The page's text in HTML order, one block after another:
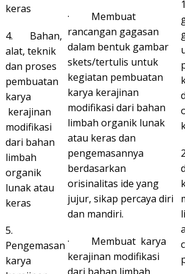
keras
4. Bahan,
alat, teknik
dan proses
pembuatan
karya
kerajinan
modifikasi
dari bahan
limbah
organik
lunak atau
keras
5.
Pengemasan
karya
· Membuat
rancangan gagasan
dalam bentuk gambar
skets/tertulis untuk
kegiatan pembuatan
karya kerajinan
modifikasi dari bahan
limbah organik lunak
atau keras dan
pengemasannya
berdasarkan
orisinalitas ide yang
jujur, sikap percaya diri
dan mandiri.
· Membuat karya
kerajinan modifikasi